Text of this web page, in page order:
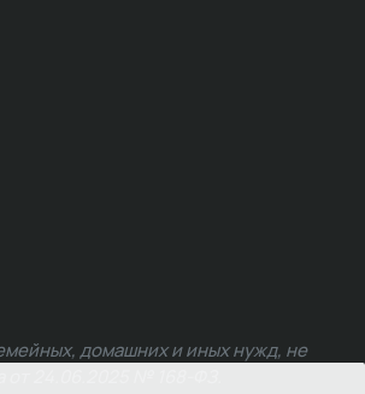
домашних и иных нужд, не